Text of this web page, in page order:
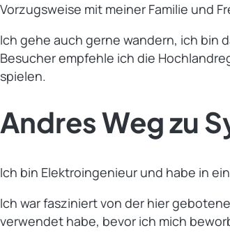
Vorzugsweise mit meiner Familie und
Ich gehe auch gerne wandern, ich bin
Besucher empfehle ich die
spielen.
Andres Weg zu
Ich bin Elektroingenieur und habe in
Ich war fasziniert von der hier
verwendet habe, bevor ich mich